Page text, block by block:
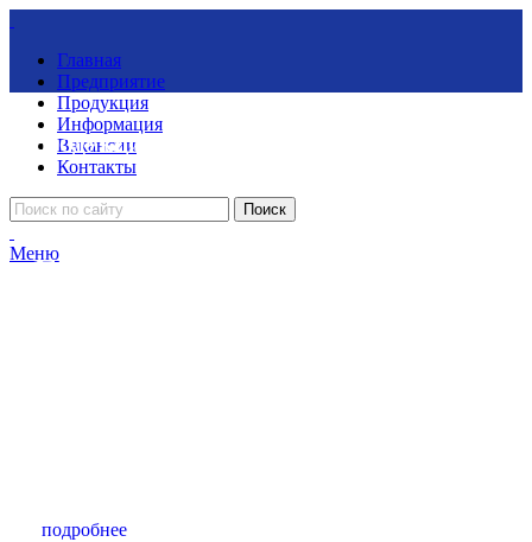
Главная
Предприятие
Продукция
Информация
Вакансии
Контакты
Поиск
Меню
ПРОДУКЦИЯ
БУРОВОЙ
подробнее